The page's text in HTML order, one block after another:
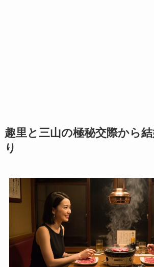
趣里と三山の極秘交際から
り